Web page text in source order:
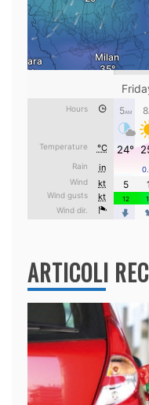
ARTICOLI